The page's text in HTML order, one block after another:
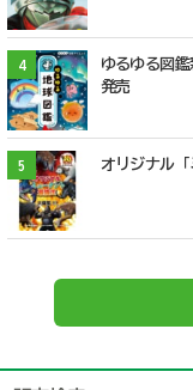
4
ゆるゆる図
発売
5 オリジナル